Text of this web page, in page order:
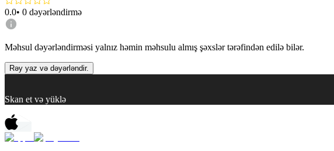
0.0• 0 dəyərləndirmə
Məhsul dəyərləndirməsi yalnız həmin məhsulu almış şəxslər tərəfindən edilə bilər.
Rəy yaz və dəyərləndir.
Skan et və yüklə